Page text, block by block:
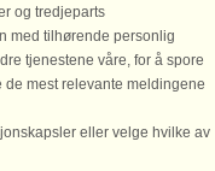
till denna nyrenoverade
enastående utsikt över
den magnifika altanen.
i Sundsandvik, är denna
semester. Med
og tredjeparts
med tilhørende personlig
tjenestene våre, for å spore
de mest relevante meldingene
eller velge hvilke av